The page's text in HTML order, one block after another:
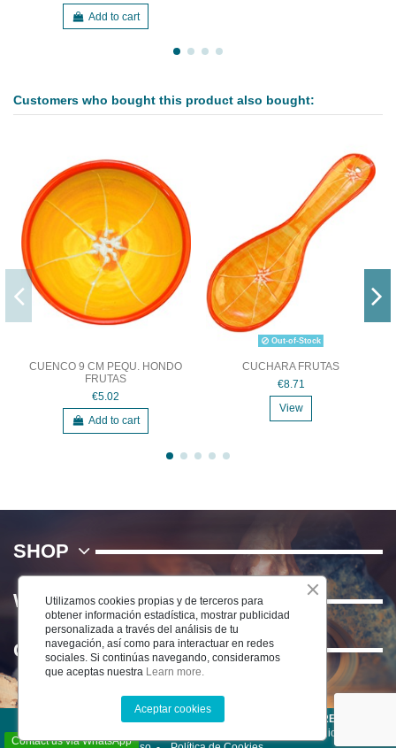
Add to cart
Customers who bought this product also bought:
CUENCO 9 CM PEQU. HONDO
FRUTAS
€5.02
Add to cart
Out-of-Stock
CUCHARA FRUTAS
€8.71
View
SHOP
WE
Contact us
Contact us via WhatsApp
©2022 CERÁMICA DEL RÍO SALADO S.L . TODOS LOS DERECHOS
Condiciones de
Utilizamos cookies propias y de terceros para
obtener información estadística, mostrar publicidad
personalizada a través del análisis de tu
navegación, así como para interactuar en redes
sociales. Si continúas navegando, consideramos
que aceptas nuestra Learn more.
Aceptar cookies